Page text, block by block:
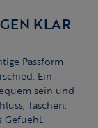
KLAR
Passform
Ein
sein und
Taschen,
Gefuehl.